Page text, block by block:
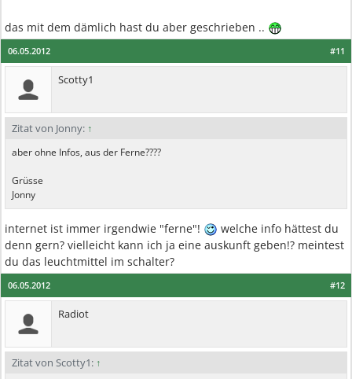
das mit dem dämlich hast du aber geschrieben ..
#11
06.05.2012
Scotty1
Zitat von Jonny: ↑
aber ohne Infos, aus der Ferne????
Grüsse
Jonny
internet ist immer irgendwie "ferne"!
welche info hättest du
denn gern? vielleicht kann ich ja eine auskunft geben!? meintest
du das leuchtmittel im schalter?
#12
06.05.2012
Radiot
Zitat von Scotty1: ↑